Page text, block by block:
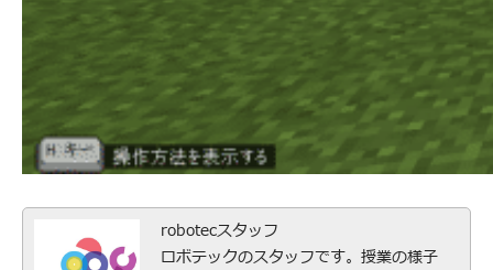
robotecスタッフ
ロボテックのスタッフです。授業の様子